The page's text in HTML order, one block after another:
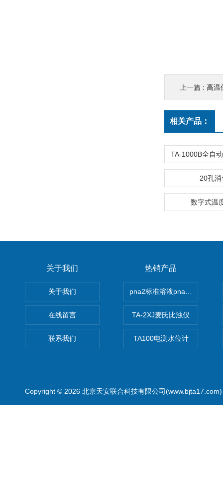
上一篇 : 高温
相关产品：
20孔
数字式温
关于我们
关于我们
在线留言
联系我们
热销产品
pna2标准溶液pna3 pna4
TA-2XJ麦氏比浊仪
TA100电测水位计
Copyright © 2026 北京天安联合科技有限公司